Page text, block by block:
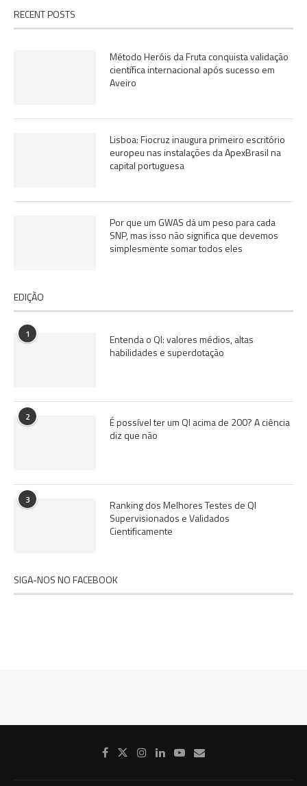
RECENT POSTS
Método Heróis da Fruta conquista validação
científica internacional após sucesso em
Aveiro
Lisboa: Fiocruz inaugura primeiro escritório
europeu nas instalações da ApexBrasil na
capital portuguesa
Por que um GWAS dá um peso para cada
SNP, mas isso não significa que devemos
simplesmente somar todos eles
EDIÇÃO
1
Entenda o QI: valores médios, altas
habilidades e superdotação
2
É possível ter um QI acima de 200? A ciência
diz que não
3
Ranking dos Melhores Testes de QI
Supervisionados e Validados
Cientificamente
SIGA-NOS NO FACEBOOK